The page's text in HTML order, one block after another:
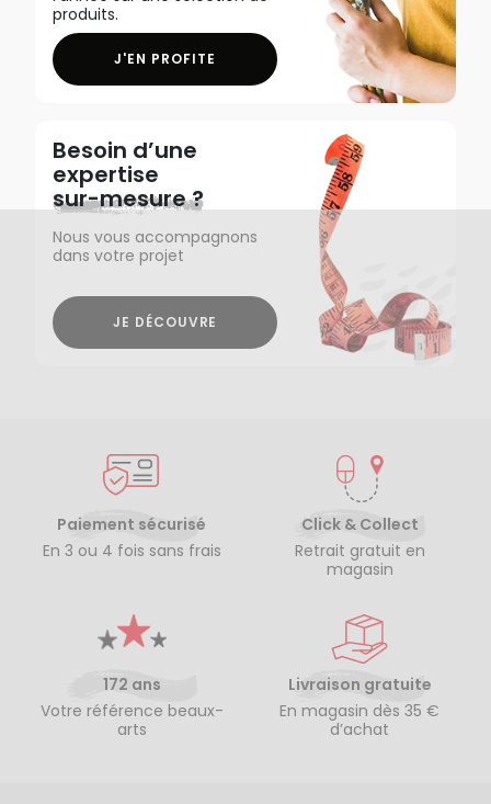
produits.
J'EN PROFITE
Besoin d’une
expertise
sur-mesure ?
Nous vous accompagnons
dans votre projet
JE DÉCOUVRE
Paiement sécurisé
En 3 ou 4 fois sans frais
Click & Collect
Retrait gratuit en
magasin
172 ans
Votre référence beaux-
arts
Livraison gratuite
En magasin dès 35 €
d’achat